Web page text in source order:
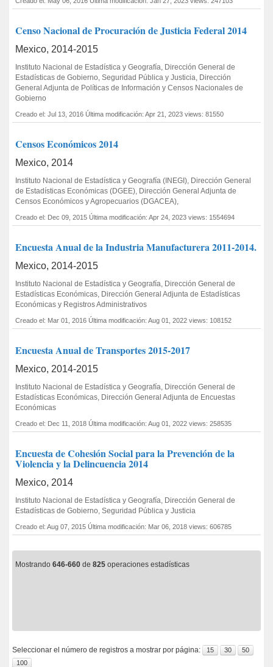
Censo Nacional de Procuración de Justicia Federal 2014
Mexico, 2014-2015
Instituto Nacional de Estadística y Geografía, Dirección General de
Estadísticas de Gobierno, Seguridad Pública y Justicia, Dirección
General Adjunta de Políticas de Información y Censos Nacionales de
Gobierno
Creado el: Jul 13, 2016 Última modificación: Apr 21, 2023 views: 81550
Censos Económicos 2014
Mexico, 2014
Instituto Nacional de Estadística y Geografía (INEGI), Dirección General
de Estadísticas Económicas (DGEE), Dirección General Adjunta de
Censos Económicos y Agropecuarios (DGACEA),
Creado el: Dec 09, 2015 Última modificación: Apr 24, 2023 views: 1554694
Encuesta Anual de la Industria Manufacturera 2011-2014.
Mexico, 2014-2015
Instituto Nacional de Estadística y Geografía, Dirección General de
Estadísticas Económicas, Dirección General Adjunta de Estadísticas
Económicas y Registros Administrativos
Creado el: Mar 01, 2016 Última modificación: Aug 01, 2022 views: 108152
Encuesta Anual de Transportes 2015-2017
Mexico, 2014-2015
Instituto Nacional de Estadística y Geografía, Dirección General de
Estadísticas Económicas, Dirección General Adjunta de Encuestas
Económicas
Creado el: Dec 11, 2018 Última modificación: Aug 01, 2022 views: 258535
Encuesta de Cohesión Social para la Prevención de la
Violencia y la Delincuencia 2014
Mexico, 2014
Instituto Nacional de Estadística y Geografía, Dirección General de
Estadísticas de Gobierno, Seguridad Pública y Justicia
Creado el: Aug 07, 2015 Última modificación: Mar 06, 2018 views: 606785
Mostrando 646-660 de 825 operaciones estadísticas
Seleccionar el número de registros a mostrar por página: 15 30
50
100